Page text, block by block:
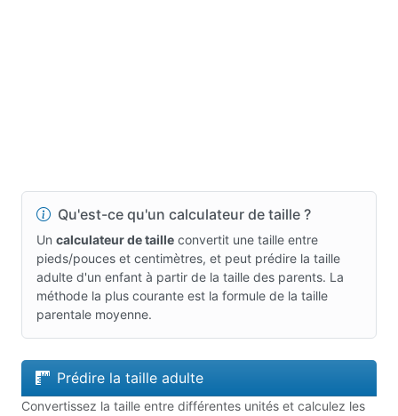
Qu'est-ce qu'un calculateur de taille ?
Un calculateur de taille convertit une taille entre
pieds/pouces et centimètres, et peut prédire la taille
adulte d'un enfant à partir de la taille des parents. La
méthode la plus courante est la formule de la taille
parentale moyenne.
Prédire la taille adulte
Convertissez la taille entre différentes unités et calculez les